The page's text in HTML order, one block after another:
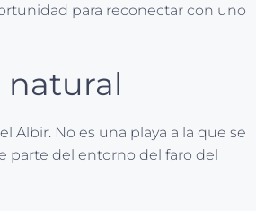
para reconectar con uno
natural
Albir. No es una playa a la que se
parte del entorno del faro del